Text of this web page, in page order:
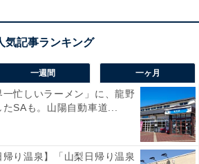
トラベルでホテルを見る
一週間 一ヶ月
一忙しいラーメン」に、龍野
SAも。山陽自動車道...
帰り温泉】「山梨日帰り温泉